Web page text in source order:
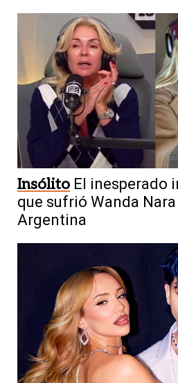
Insólito El inesperado
que sufrió Wanda
Argentina